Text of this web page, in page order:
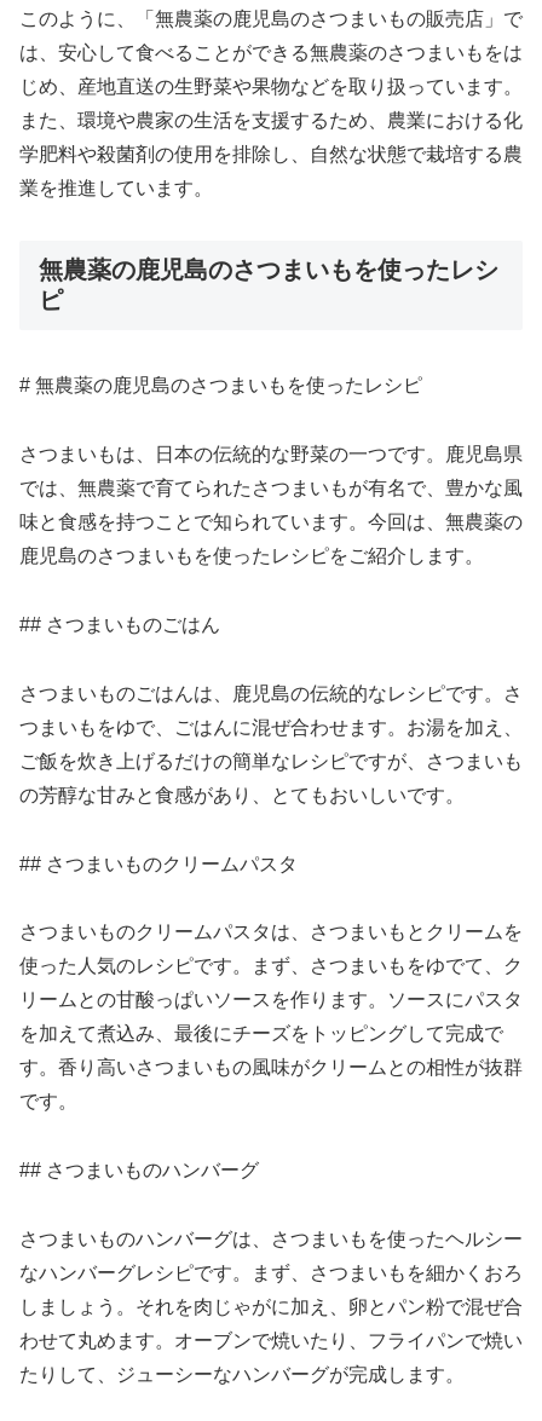
このように、「無農薬の鹿児島のさつまいもの販売店」で
は、安心して食べることができる無農薬のさつまいもをは
じめ、産地直送の生野菜や果物などを取り扱っています。
また、環境や農家の生活を支援するため、農業における化
学肥料や殺菌剤の使用を排除し、自然な状態で栽培する農
業を推進しています。
無農薬の鹿児島のさつまいもを使ったレシ
ピ
# 無農薬の鹿児島のさつまいもを使ったレシピ
さつまいもは、日本の伝統的な野菜の一つです。鹿児島県
では、無農薬で育てられたさつまいもが有名で、豊かな風
味と食感を持つことで知られています。今回は、無農薬の
鹿児島のさつまいもを使ったレシピをご紹介します。
## さつまいものごはん
さつまいものごはんは、鹿児島の伝統的なレシピです。さ
つまいもをゆで、ごはんに混ぜ合わせます。お湯を加え、
ご飯を炊き上げるだけの簡単なレシピですが、さつまいも
の芳醇な甘みと食感があり、とてもおいしいです。
## さつまいものクリームパスタ
さつまいものクリームパスタは、さつまいもとクリームを
使った人気のレシピです。まず、さつまいもをゆでて、ク
リームとの甘酸っぱいソースを作ります。ソースにパスタ
を加えて煮込み、最後にチーズをトッピングして完成で
す。香り高いさつまいもの風味がクリームとの相性が抜群
です。
## さつまいものハンバーグ
さつまいものハンバーグは、さつまいもを使ったヘルシー
なハンバーグレシピです。まず、さつまいもを細かくおろ
しましょう。それを肉じゃがに加え、卵とパン粉で混ぜ合
わせて丸めます。オーブンで焼いたり、フライパンで焼い
たりして、ジューシーなハンバーグが完成します。